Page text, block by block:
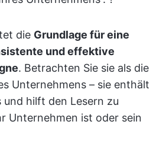
die Grundlage für eine
und effektive
. Betrachten Sie sie als die
Unternehmens – sie enthält
und hilft den Lesern zu
Unternehmen ist oder sein